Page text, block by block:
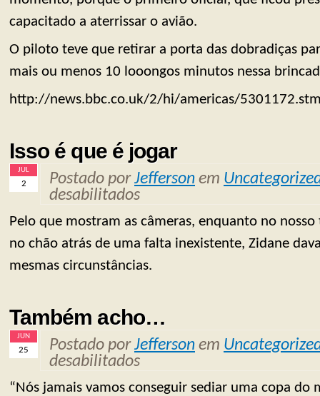
capacitado a aterrissar o avião.
O piloto teve que retirar a porta das dobradiças
mais ou menos 10 looongos minutos nessa
http://news.bbc.co.uk/2/hi/americas/
Isso é que é jogar
JUL
2 Postado porJefferson em
desabilitados
Pelo que mostram as câmeras, enquanto no
no chão atrás de uma falta inexistente, Zidane
mesmas circunstâncias.
Também acho…
JUN
25 Postado porJefferson em
desabilitados
“Nós jamais vamos conseguir sediar uma copa do